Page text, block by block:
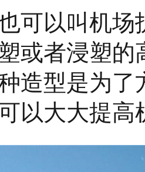
可以叫机场
或者浸塑
造型是为
以大大提